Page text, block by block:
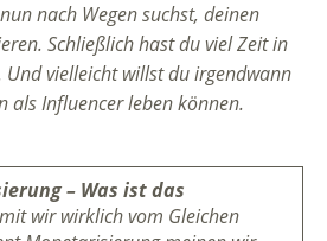
nach Wegen suchst, deinen
Schließlich hast du viel Zeit in
Und vielleicht willst du irgendwann
als Influencer leben können.
– Was ist das
wir wirklich vom Gleichen